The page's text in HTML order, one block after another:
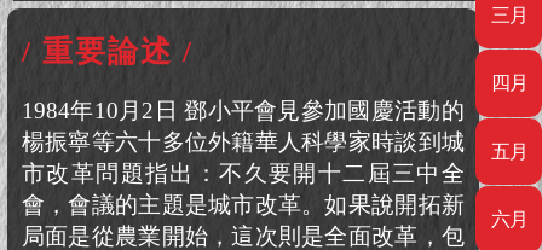
編》
/ 重要論述 /
1984年10月2日 鄧小平會見參加國慶活動的
楊振寧等六十多位外籍華人科學家時談到城
市改革問題指出：不久要開十二屆三中全
會，會議的主題是城市改革。如果說開拓新
局面是從農業開始，這次則是全面改革，包
三月
四月
五月
六月